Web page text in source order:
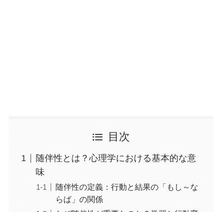
目次
随伴性とは？心理学における基本的な意
味
随伴性の定義：行動と結果の「もし～な
らば」の関係